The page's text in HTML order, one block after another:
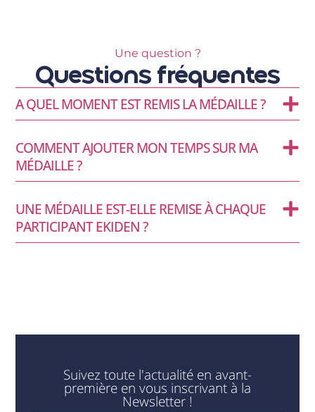
Une question ?
Questions fréquentes
A QUEL MOMENT EST REMIS LA MÉDAILLE ?
COMMENT AJOUTER MON TEMPS SUR MA
MÉDAILLE ?
UNE MÉDAILLE EST-ELLE REMISE À CHAQUE
PARTICIPANT EKIDEN ?
Suivez toute l'actualité en avant-
première en vous inscrivant à la
Newsletter !